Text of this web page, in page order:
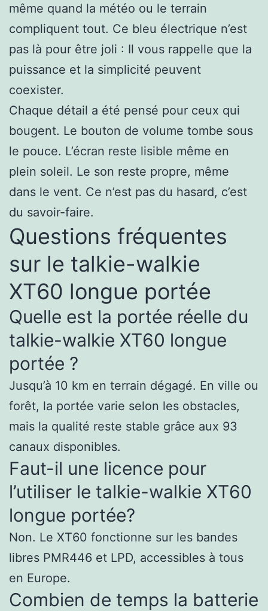
même quand la météo ou le terrain
compliquent tout. Ce bleu électrique n’est
pas là pour être joli : Il vous rappelle que la
puissance et la simplicité peuvent
coexister.
Chaque détail a été pensé pour ceux qui
bougent. Le bouton de volume tombe sous
le pouce. L’écran reste lisible même en
plein soleil. Le son reste propre, même
dans le vent. Ce n’est pas du hasard, c’est
du savoir-faire.
Questions fréquentes
sur le talkie-walkie
XT60 longue portée
Quelle est la portée réelle du
talkie-walkie XT60 longue
portée ?
Jusqu’à 10 km en terrain dégagé. En ville ou
forêt, la portée varie selon les obstacles,
mais la qualité reste stable grâce aux 93
canaux disponibles.
Faut-il une licence pour
l’utiliser le talkie-walkie XT60
longue portée?
Non. Le XT60 fonctionne sur les bandes
libres PMR446 et LPD, accessibles à tous
en Europe.
Combien de temps la batterie